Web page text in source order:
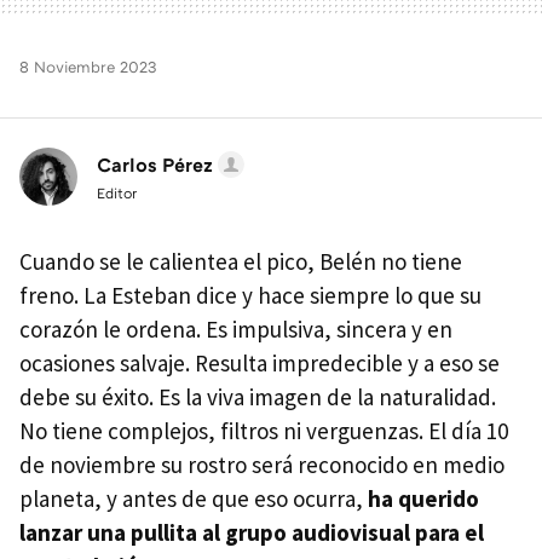
8 Noviembre 2023
Carlos Pérez
Editor
Cuando se le calientea el pico, Belén no tiene
freno. La Esteban dice y hace siempre lo que su
corazón le ordena. Es impulsiva, sincera y en
ocasiones salvaje. Resulta impredecible y a eso se
debe su éxito. Es la viva imagen de la naturalidad.
No tiene complejos, filtros ni verguenzas. El día 10
de noviembre su rostro será reconocido en medio
planeta, y antes de que eso ocurra, ha querido
lanzar una pullita al grupo audiovisual para el